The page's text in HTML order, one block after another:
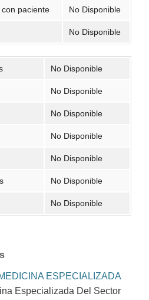
paciente No Disponible
No Disponible
No Disponible
No Disponible
No Disponible
No Disponible
No Disponible
No Disponible
No Disponible
ESPECIALIZADA
Especializada Del Sector